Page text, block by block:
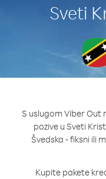
Sveti
S uslugom Viber Out
pozive u Sveti
Švedska - fiksni ili
Kupite pakete